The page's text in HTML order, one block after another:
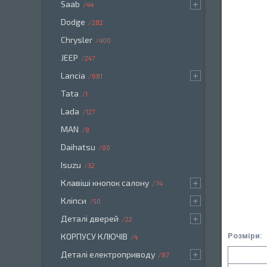
Розміри:
Saab 44
Dodge 282
Chrysler 400
JEEP 247
Lancia 681
Tata 1
Lada 127
MAN 8
Daihatsu 80
Isuzu 32
Клавіші кнопок салону 74
Кліпси 50
Деталі дверей 22
КОРПУСУ КЛЮЧІВ 4
Деталі електроприводу 87